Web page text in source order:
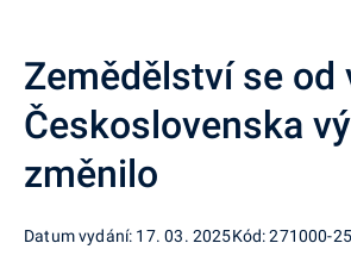
Zemědělství se od
Československa
změnilo
Datum vydání: 17. 03. 2025Kód: 271000-25